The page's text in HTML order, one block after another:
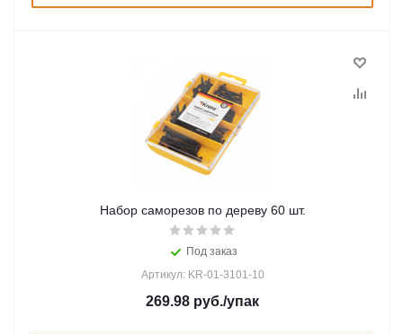
Набор саморезов по дереву 60 шт.
Под заказ
Артикул: KR-01-3101-10
269.98 руб./упак